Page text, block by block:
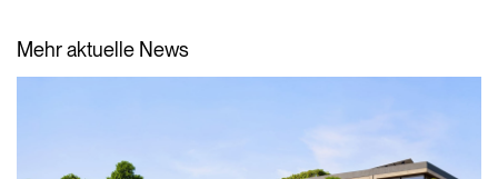
Mehr aktuelle News